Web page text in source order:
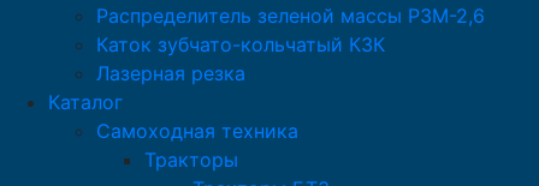
Распределитель зеленой массы РЗМ-2,6
Каток зубчато-кольчатый КЗК
Лазерная резка
Каталог
Самоходная техника
Тракторы